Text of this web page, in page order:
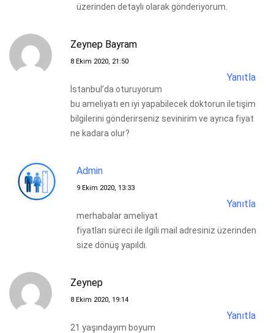
üzerinden detaylı olarak gönderiyorum.
Zeynep Bayram
8 Ekim 2020, 21:50
Yanıtla
İstanbul’da oturuyorum
bu ameliyatı en iyi yapabilecek doktorun iletişim
bilgilerini gönderirseniz sevinirim ve ayrıca fiyat
ne kadara olur?
Admin
9 Ekim 2020, 13:33
Yanıtla
merhabalar ameliyat
fiyatları süreci ile ilgili mail adresiniz üzerinden
size dönüş yapıldı.
Zeynep
8 Ekim 2020, 19:14
Yanıtla
21 yaşındayım boyum